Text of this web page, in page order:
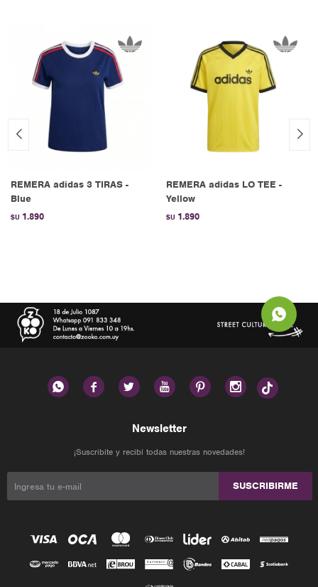
REMERA adidas 3 TIRAS -
Blue
$U 1.890
REMERA adidas LO TEE -
Yellow
$U 1.890
     
Newsletter
¡Suscribite y recibí todas nuestras novedades!
SUSCRIBIRME